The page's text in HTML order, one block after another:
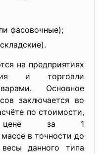
фасовочные);
на предприятиях
и торговли
Основное
заключается во
по стоимости,
цене за 1
в точности до
данного типа